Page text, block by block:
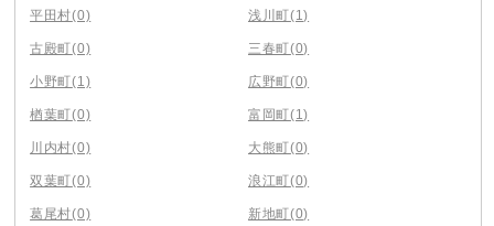
平田村(0) 浅川町(1)
古殿町(0) 三春町(0)
小野町(1) 広野町(0)
楢葉町(0) 富岡町(1)
川内村(0) 大熊町(0)
双葉町(0) 浪江町(0)
葛尾村(0) 新地町(0)